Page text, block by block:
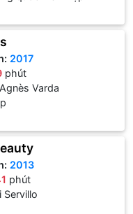
2017
phút
Varda
2013
phút
Servillo